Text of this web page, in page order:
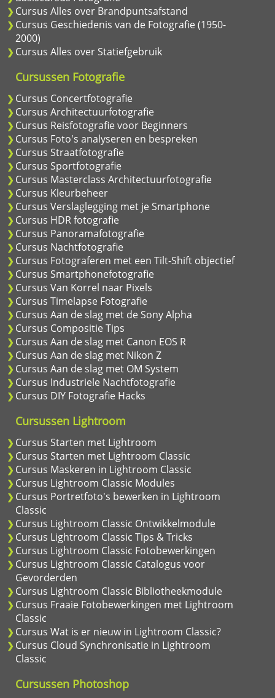
Cursus Alles over Brandpuntsafstand
Cursus Geschiedenis van de Fotografie (1950-
2000)
Cursus Alles over Statiefgebruik
Cursussen Fotografie
Cursus Concertfotografie
Cursus Architectuurfotografie
Cursus Reisfotografie voor Beginners
Cursus Foto's analyseren en bespreken
Cursus Straatfotografie
Cursus Sportfotografie
Cursus Masterclass Architectuurfotografie
Cursus Kleurbeheer
Cursus Verslaglegging met je Smartphone
Cursus HDR fotografie
Cursus Panoramafotografie
Cursus Nachtfotografie
Cursus Fotograferen met een Tilt-Shift objectief
Cursus Smartphonefotografie
Cursus Van Korrel naar Pixels
Cursus Timelapse Fotografie
Cursus Aan de slag met de Sony Alpha
Cursus Compositie Tips
Cursus Aan de slag met Canon EOS R
Cursus Aan de slag met Nikon Z
Cursus Aan de slag met OM System
Cursus Industriele Nachtfotografie
Cursus DIY Fotografie Hacks
Cursussen Lightroom
Cursus Starten met Lightroom
Cursus Starten met Lightroom Classic
Cursus Maskeren in Lightroom Classic
Cursus Lightroom Classic Modules
Cursus Portretfoto's bewerken in Lightroom
Classic
Cursus Lightroom Classic Ontwikkelmodule
Cursus Lightroom Classic Tips & Tricks
Cursus Lightroom Classic Fotobewerkingen
Cursus Lightroom Classic Catalogus voor
Gevorderden
Cursus Lightroom Classic Bibliotheekmodule
Cursus Fraaie Fotobewerkingen met Lightroom
Classic
Cursus Wat is er nieuw in Lightroom Classic?
Cursus Cloud Synchronisatie in Lightroom
Classic
Cursussen Photoshop